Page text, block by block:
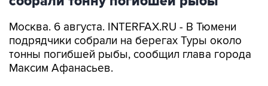
Москва. 6 августа. INTERFAX.RU - В Тюмени
подрядчики собрали на берегах Туры около
тонны погибшей рыбы, сообщил глава города
Максим Афанасьев.